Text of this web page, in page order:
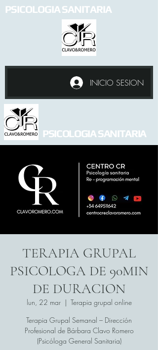
PSICOLOGIA SANITARIA
INICIO SESION
PSICOLOGIA SANITARIA
TERAPIA GRUPAL
PSICOLOGA DE 90MIN
DE DURACION
lun, 22 mar
  |
Terapia grupal online
Terapia Grupal Semanal – Dirección
Profesional de Bárbara Clavo Romero
(Psicóloga General Sanitaria)